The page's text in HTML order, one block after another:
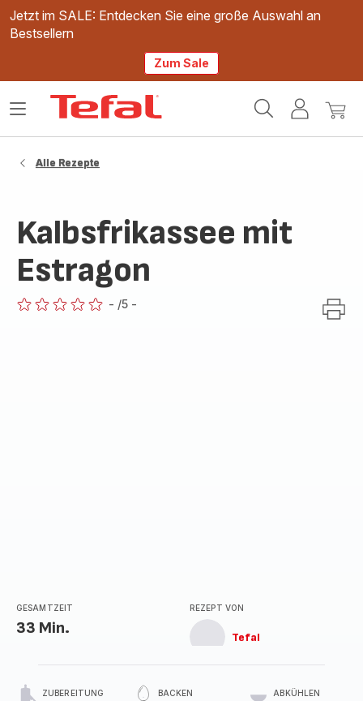
Jetzt im SALE: Entdecken Sie eine große Auswahl an
Bestsellern
Zum Sale
Mein
Mein
Das
Alle Rezepte
Kalbsfrikassee mit
Estragon
- /5 -
GESAMTZEIT
33 Min.
REZEPT VON
Tefal
ZUBEREITUNG BACKEN ABKÜHLEN